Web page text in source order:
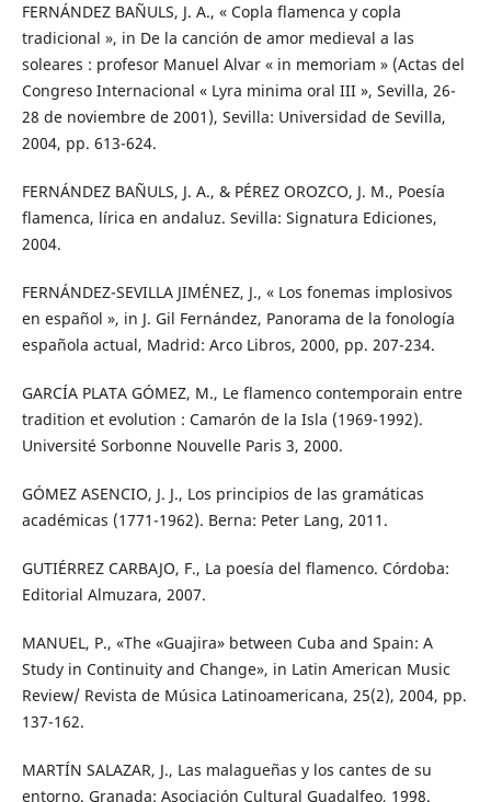
FERNÁNDEZ BAÑULS, J. A., « Copla flamenca y copla
tradicional », in De la canción de amor medieval a las
soleares : profesor Manuel Alvar « in memoriam » (Actas del
Congreso Internacional « Lyra minima oral III », Sevilla, 26-
28 de noviembre de 2001), Sevilla: Universidad de Sevilla,
2004, pp. 613-624.
FERNÁNDEZ BAÑULS, J. A., & PÉREZ OROZCO, J. M., Poesía
flamenca, lírica en andaluz. Sevilla: Signatura Ediciones,
2004.
FERNÁNDEZ-SEVILLA JIMÉNEZ, J., « Los fonemas implosivos
en español », in J. Gil Fernández, Panorama de la fonología
española actual, Madrid: Arco Libros, 2000, pp. 207-234.
GARCÍA PLATA GÓMEZ, M., Le flamenco contemporain entre
tradition et evolution : Camarón de la Isla (1969-1992).
Université Sorbonne Nouvelle Paris 3, 2000.
GÓMEZ ASENCIO, J. J., Los principios de las gramáticas
académicas (1771-1962). Berna: Peter Lang, 2011.
GUTIÉRREZ CARBAJO, F., La poesía del flamenco. Córdoba:
Editorial Almuzara, 2007.
MANUEL, P., «The «Guajira» between Cuba and Spain: A
Study in Continuity and Change», in Latin American Music
Review/ Revista de Música Latinoamericana, 25(2), 2004, pp.
137-162.
MARTÍN SALAZAR, J., Las malagueñas y los cantes de su
entorno. Granada: Asociación Cultural Guadalfeo, 1998.